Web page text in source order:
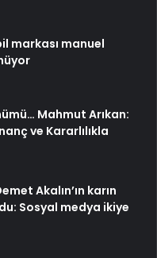
markası manuel
Mahmut Arıkan:
ve Kararlılıkla
Akalın’ın karın
Sosyal medya ikiye